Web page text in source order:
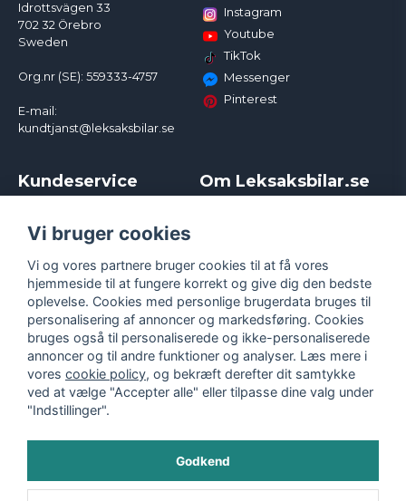
Idrottsvägen 33
702 32 Örebro
Sweden
Org.nr (SE): 559333-4757
E-mail:
kundtjanst@leksaksbilar.se
Instagram
Youtube
TikTok
Messenger
Pinterest
Kundeservice
Kampagner og rabatter
Reklamation
Policy chase cars
Returnera
Logga in
Om Leksaksbilar.se
Handelsbetingelser
Persondatapolitik
Cookies
Vi bruger cookies
Vi og vores partnere bruger cookies til at få vores
hjemmeside til at fungere korrekt og give dig den bedste
oplevelse. Cookies med personlige brugerdata bruges til
personalisering af annoncer og markedsføring. Cookies
bruges også til personaliserede og ikke-personaliserede
annoncer og til andre funktioner og analyser. Læs mere i
vores cookie policy, og bekræft derefter dit samtykke
ved at vælge "Accepter alle" eller tilpasse dine valg under
"Indstillinger".
Godkend